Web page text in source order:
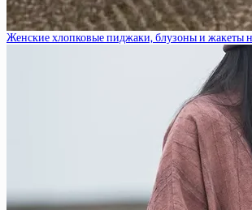
Женские хлопковые пиджаки, блузоны и жакеты